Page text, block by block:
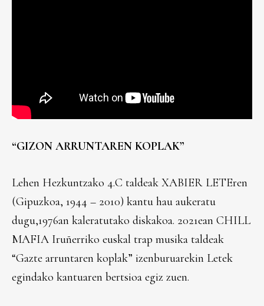
“GIZON ARRUNTAREN KOPLAK”
Lehen Hezkuntzako 4.C taldeak XABIER LETEren
(Gipuzkoa, 1944 – 2010) kantu hau aukeratu
dugu,1976an kaleratutako diskakoa. 2021ean CHILL
MAFIA Iruñerriko euskal trap musika taldeak
“Gazte arruntaren koplak” izenburuarekin Letek
egindako kantuaren bertsioa egiz zuen.